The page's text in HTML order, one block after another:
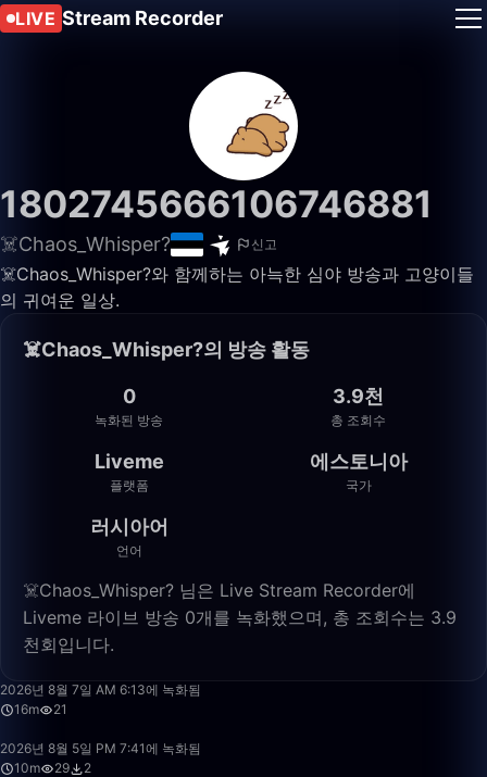
LIVE Stream Recorder
1802745666106746881
☠️Chaos_Whisper? 신고
☠️Chaos_Whisper?와 함께하는 아늑한 심야 방송과 고양이들
의 귀여운 일상.
☠️Chaos_Whisper?의 방송 활동
0
녹화된 방송
3.9천
총 조회수
Liveme
플랫폼
에스토니아
국가
러시아어
언어
☠️Chaos_Whisper? 님은 Live Stream Recorder에
Liveme 라이브 방송 0개를 녹화했으며, 총 조회수는 3.9
천회입니다.
2026년 8월 7일 AM 6:13에 녹화됨
16m
21
2026년 8월 5일 PM 7:41에 녹화됨
10m
29 2